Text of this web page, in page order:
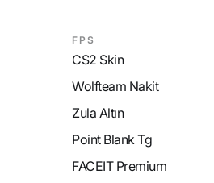
FPS
CS2 Skin
Wolfteam Nakit
Zula Altın
Point Blank Tg
FACEIT Premium